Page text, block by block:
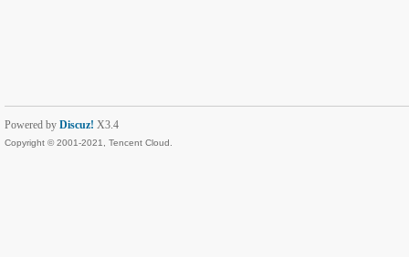
Powered by Discuz! X3.4
Copyright © 2001-2021, Tencent Cloud.